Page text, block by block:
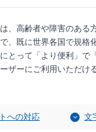
は、高齢者や障害のあ
、既に世界各国で規格
とって「より便利」
ザーにご利用いただけ
への対応 文